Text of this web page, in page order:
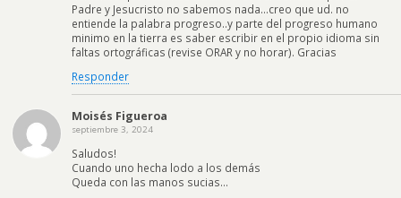
Padre y Jesucristo no sabemos nada…creo que ud. no
entiende la palabra progreso..y parte del progreso humano
minimo en la tierra es saber escribir en el propio idioma sin
faltas ortográficas (revise ORAR y no horar). Gracias
Responder
Moisés Figueroa
septiembre 3, 2024
Saludos!
Cuando uno hecha lodo a los demás
Queda con las manos sucias…